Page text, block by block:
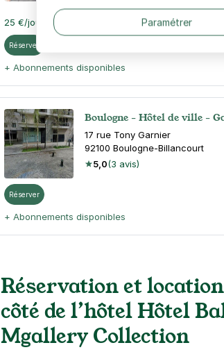
25 €/jour 80 €/semaine (tarifs dégressifs)
Réserver
+ Abonnements disponibles
Boulogne - Hôtel de ville -
17 rue Tony Garnier
92100 Boulogne-Billancourt
5,0(3 avis)
Réserver
+ Abonnements disponibles
130 rue Les Enfants du Paradis
92100Boulogne-Billancourt
4,7(1222 avis)
3 €/heure,30 €/jour, 90 €/semaine(tarifs dégressifs)
Réservation et
côté de l’hôtel Hôtel
Mgallery Collection
Paramétrer